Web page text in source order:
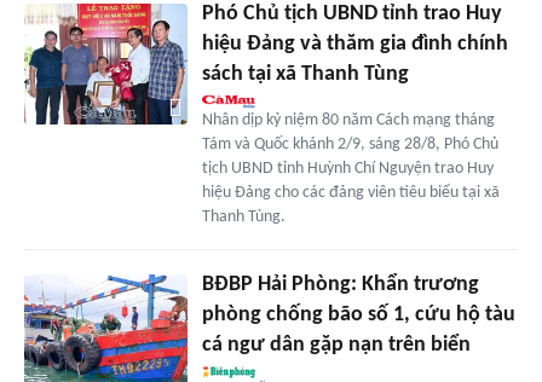
Phó Chủ tịch UBND tỉnh trao Huy
hiệu Đảng và thăm gia đình chính
sách tại xã Thanh Tùng
Nhân dịp kỷ niệm 80 năm Cách mạng tháng
Tám và Quốc khánh 2/9, sáng 28/8, Phó Chủ
tịch UBND tỉnh Huỳnh Chí Nguyện trao Huy
hiệu Đảng cho các đảng viên tiêu biểu tại xã
Thanh Tùng.
BĐBP Hải Phòng: Khẩn trương
phòng chống bão số 1, cứu hộ tàu
cá ngư dân gặp nạn trên biển